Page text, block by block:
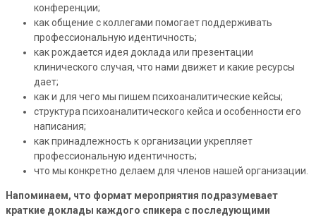
конференции;
как общение с коллегами помогает поддерживать
профессиональную идентичность;
как рождается идея доклада или презентации
клинического случая, что нами движет и какие ресурсы
дает;
как и для чего мы пишем психоаналитические кейсы;
структура психоаналитического кейса и особенности его
написания;
как принадлежность к организации укрепляет
профессиональную идентичность;
что мы конкретно делаем для членов нашей организации.
Напоминаем, что формат мероприятия подразумевает
краткие доклады каждого спикера с последующими